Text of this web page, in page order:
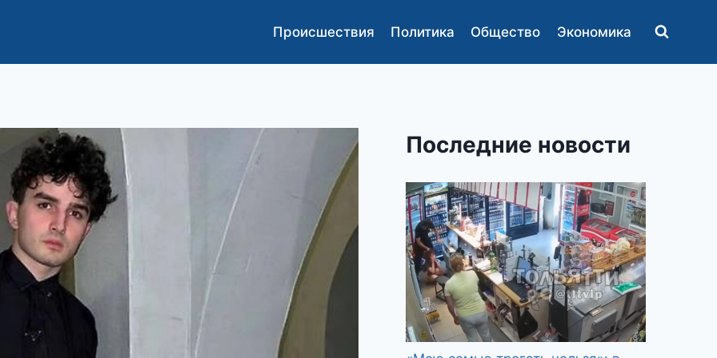
Происшествия Политика Общество Экономика
Последние новости